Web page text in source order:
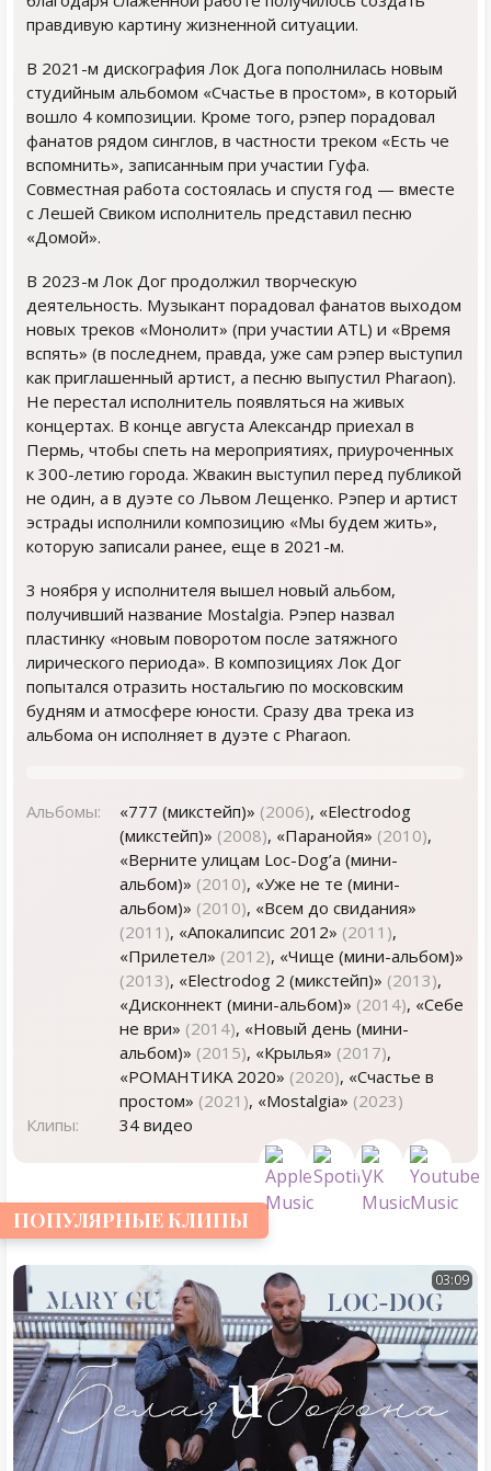
правдивую картину жизненной ситуации.
В 2021-м дискография Лок Дога пополнилась новым
студийным альбомом «Счастье в простом», в который
вошло 4 композиции. Кроме того, рэпер порадовал
фанатов рядом синглов, в частности треком «Есть че
вспомнить», записанным при участии Гуфа.
Совместная работа состоялась и спустя год — вместе
с Лешей Свиком исполнитель представил песню
«Домой».
В 2023-м Лок Дог продолжил творческую
деятельность. Музыкант порадовал фанатов выходом
новых треков «Монолит» (при участии ATL) и «Время
вспять» (в последнем, правда, уже сам рэпер выступил
как приглашенный артист, а песню выпустил Pharaon).
Не перестал исполнитель появляться на живых
концертах. В конце августа Александр приехал в
Пермь, чтобы спеть на мероприятиях, приуроченных
к 300-летию города. Жвакин выступил перед публикой
не один, а в дуэте со Львом Лещенко. Рэпер и артист
эстрады исполнили композицию «Мы будем жить»,
которую записали ранее, еще в 2021-м.
3 ноября у исполнителя вышел новый альбом,
получивший название Mostalgia. Рэпер назвал
пластинку «новым поворотом после затяжного
лирического периода». В композициях Лок Дог
попытался отразить ностальгию по московским
будням и атмосфере юности. Сразу два трека из
альбома он исполняет в дуэте с Pharaon.
Альбомы: «777 (микстейп)» (2006), «Electrodog
(микстейп)» (2008), «Паранойя» (2010),
«Верните улицам Loc-Dog’a (мини-
альбом)» (2010), «Уже не те (мини-
альбом)» (2010), «Всем до свидания»
(2011), «Апокалипсис 2012» (2011),
«Прилетел» (2012), «Чище (мини-альбом)»
(2013), «Electrodog 2 (микстейп)» (2013),
«Дисконнект (мини-альбом)» (2014), «Себе
не ври» (2014), «Новый день (мини-
альбом)» (2015), «Крылья» (2017),
«РОМАНТИКА 2020» (2020), «Счастье в
простом» (2021), «Mostalgia» (2023)
Клипы:
34 видео
ПОПУЛЯРНЫЕ КЛИПЫ
03:09